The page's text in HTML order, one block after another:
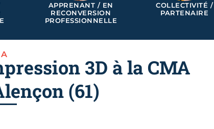
APPRENANT / EN
RECONVERSION
PROFESSIONNELLE
COLLECTIVITÉ /
PARTENAIRE
3D à la CMA
(61)